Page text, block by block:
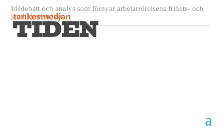
Idédebatt och analys som förnyar arbetarrörelsens frihets- och
jämlikhetssträvan